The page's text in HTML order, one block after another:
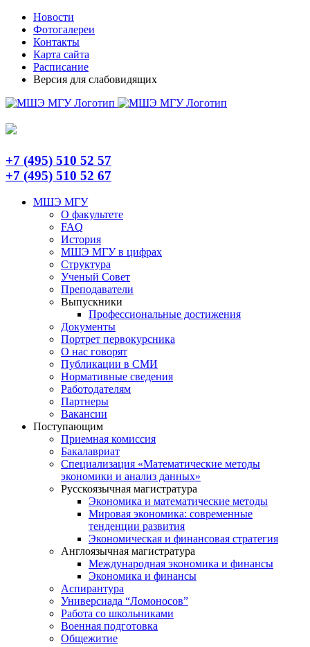
Skip
content
TelegramНовости
Фотогалереи
Контакты
Карта сайта
Расписание
Версия для слабовидящих
+7 (495) 510 52 57
+7 (495) 510 52 67
МШЭ МГУ
О факультете
FAQ
История
МШЭ МГУ в цифрах
Структура
Ученый Совет
Преподаватели
Выпускники
Профессиональные достижения
Документы
Портрет первокурсника
О нас говорят
Публикации в СМИ
Нормативные сведения
Работодателям
Партнеры
Вакансии
Поступающим
Приемная комиссия
Бакалавриат
Специализация «Математические методы
экономики и анализ данных»
Русскоязычная магистратура
Экономика и математические методы
Мировая экономика: современные
тенденции развития
Экономическая и финансовая стратегия
Англоязычная магистратура
Международная экономика и финансы
Экономика и финансы
Аспирантура
Универсиада “Ломоносов”
Работа со школьниками
Военная подготовка
Общежитие